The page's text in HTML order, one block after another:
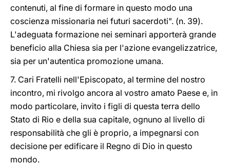
contenuti, al fine di formare in questo modo una
coscienza missionaria nei futuri sacerdoti". (n. 39).
L'adeguata formazione nei seminari apporterà grande
beneficio alla Chiesa sia per l'azione evangelizzatrice,
sia per un'autentica promozione umana.
7. Cari Fratelli nell'Episcopato, al termine del nostro
incontro, mi rivolgo ancora al vostro amato Paese e, in
modo particolare, invito i figli di questa terra dello
Stato di Rio e della sua capitale, ognuno al livello di
responsabilità che gli è proprio, a impegnarsi con
decisione per edificare il Regno di Dio in questo
mondo.